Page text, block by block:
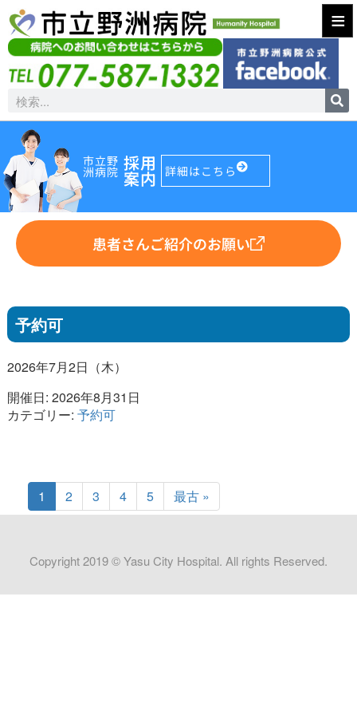
≡
市立野
洲病院 採用
案内 詳細はこちら
患者さんご紹介のお願い
予約可
2026年7月2日（木）
開催日: 2026年8月31日
カテゴリー: 予約可
1 2 3 4 5 最古 »
Copyright 2019 © Yasu City Hospital. All rights Reserved.